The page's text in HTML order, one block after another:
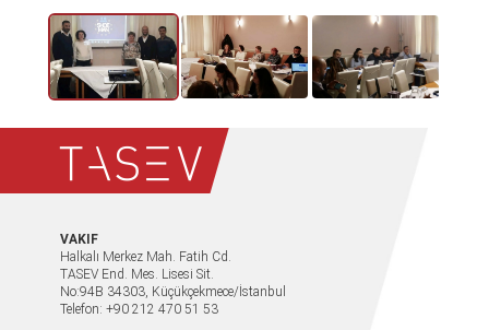
VAKIF
Halkalı Merkez Mah. Fatih Cd.
TASEV End. Mes. Lisesi Sit.
No:94B 34303, Küçükçekmece/İstanbul
Telefon: +90 212 470 51 53